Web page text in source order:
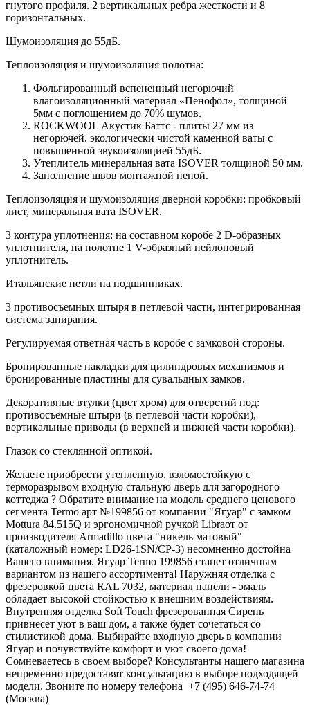
гнутого профиля. 2 вертикальных ребра жесткости и 8
горизонтальных.
Шумоизоляция до 55дБ.
Теплоизоляция и шумоизоляция полотна:
Фольгированный вспененный негорючий
влагоизоляционный материал «Пенофол», толщиной
5мм с поглощением до 70% шумов.
ROCKWOOL Акустик Баттс - плиты 27 мм из
негорючей, экологически чистой каменной ваты с
повышенной звукоизоляцией 55дБ.
Утеплитель минеральная вата ISOVER толщиной 50 мм.
Заполнение швов монтажной пеной.
Теплоизоляция и шумоизоляция дверной коробки: пробковый
лист, минеральная вата ISOVER.
3 контура уплотнения: на составном коробе 2 D-образных
уплотнителя, на полотне 1 V-образный нейлоновый
уплотнитель.
Итальянские петли на подшипниках.
3 противосъемных штыря в петлевой части, интегрированная
система запирания.
Регулируемая ответная часть в коробе с замковой стороны.
Бронированные накладки для цилиндровых механизмов и
бронированные пластины для сувальдных замков.
Декоративные втулки (цвет хром) для отверстий под:
противосъемные штыри (в петлевой части коробки),
вертикальные приводы (в верхней и нижней части коробки).
Глазок со стеклянной оптикой.
Желаете приобрести утепленную, взломостойкую с
терморазрывом входную стальную дверь для загородного
коттеджа ? Обратите внимание на модель среднего ценового
сегмента Termo арт №199856 от компании "Ягуар" с замком
Mottura 84.515Q и эргономичной ручкой Libraот от
производителя Armadillo цвета "никель матовый"
(каталожный номер: LD26-1SN/CP-3) несомненно достойна
Вашего внимания. Ягуар Termo 199856 станет отличным
вариантом из нашего ассортимента! Наружняя отделка с
фрезеровкой цвета RAL 7032, материал панели - эмаль
обладает высокой стойкостью к внешним воздействиям.
Внутренняя отделка Soft Touch фрезерованная Сирень
привнесет уют в ваш дом, а также будет сочетаться со
стилистикой дома. Выбирайте входную дверь в компании
Ягуар и почувствуйте комфорт и уют своего дома!
Сомневаетесь в своем выборе? Консультанты нашего магазина
непременно предоставят консультацию в выборе подходящей
модели. Звоните по номеру телефона +7 (495) 646-74-74
(Москва)